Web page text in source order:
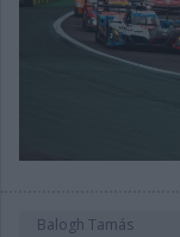
Balogh Tamás